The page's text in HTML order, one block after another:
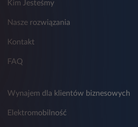
osobowych w Leasys nadzoruje
Inspektor Ochrony Danych, z
Kim Jesteśmy
Nasze rozwiązania
Kontakt
FAQ
Wynajem dla klientów biznesowych
Elektromobilność